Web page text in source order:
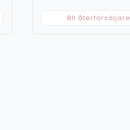
Bli återförsäljare